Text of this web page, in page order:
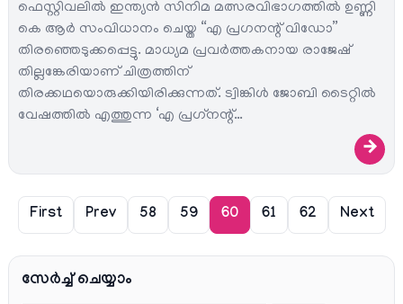
ഫെസ്റ്റിവലില്‍ ഇന്ത്യന്‍ സിനിമ മത്സരവിഭാഗത്തില്‍ ഉണ്ണി
കെ ആര്‍ സംവിധാനം ചെയ്ത “എ പ്രഗനന്റ് വിഡോ”
തിരഞ്ഞെടുക്കപ്പെട്ടു. മാധ്യമ പ്രവര്‍ത്തകനായ രാജേഷ്
തില്ലങ്കേരിയാണ് ചിത്രത്തിന്
തിരക്കഥയൊരുക്കിയിരിക്കുന്നത്. ട്വിങ്കിള്‍ ജോബി ടൈറ്റില്‍
വേഷത്തില്‍ എത്തുന്ന ‘എ പ്രഗ്‌നന്റ്…
→
First Prev 58 59 60 61 62 Next
സേര്‍ച്ച്‌ ചെയ്യാം